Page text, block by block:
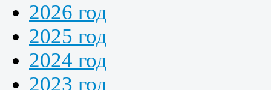
2026 год
2025 год
2024 год
2023 год